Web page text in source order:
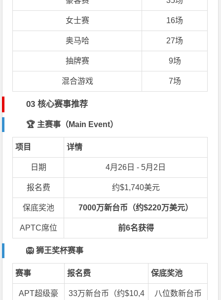
女士赛 16场
奥马哈 27场
抽牌赛 9场
混合游戏 7场
03 核心赛事推荐
🏆 主赛事（Main Event）
项目 详情
日期 4月26日 - 5月2日
报名费 约$1,740美元
保底奖池 7000万新台币（约$220万美元）
APTC席位 前6名获得
🦁 狮王奖杯赛事
赛事 报名费 保底奖池
APT超级豪
33万新台币（约$10,4
八位数新台币